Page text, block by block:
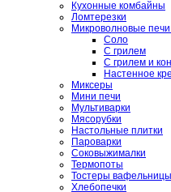
Кухонные комбайны
Ломтерезки
Микроволновые
Соло
С грилем
С грилем и
Настенное
Миксеры
Мини печи
Мультиварки
Мясорубки
Настольные плитки
Пароварки
Соковыжималки
Термопоты
Тостеры
Хлебопечки